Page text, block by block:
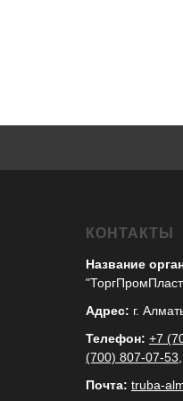
КОНТАКТЫ
Название
Адрес: г.
Телефон: +7
(700) 807-07-53
Почта: truba-